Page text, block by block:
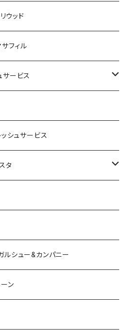
ント
ウッド
フィル
ービス
シュサービス
シュサービス
タ
シュー&カンパニー
ン